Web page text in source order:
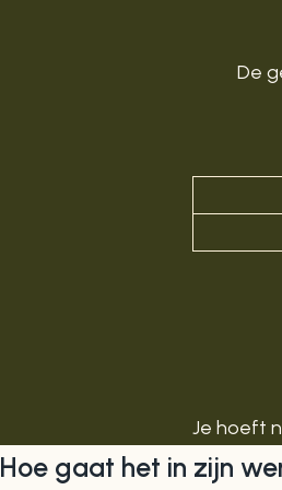
De
Je hoeft
Hoe gaat het in zijn